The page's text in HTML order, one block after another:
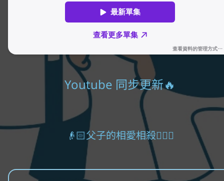
Youtube 同步更新🔥
👴🏻父子的相愛相殺🧔🏻‍♂️